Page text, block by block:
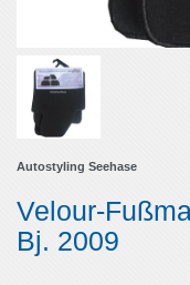
Autostyling Seehase
Velour-
Bj. 2009